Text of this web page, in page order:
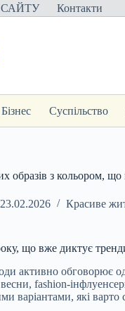
Контакти
Бізнес Суспільство
образів з кольором,
23.02.2026 Красиве
що вже диктує
активно обговорює
fashion-
варіантами, які